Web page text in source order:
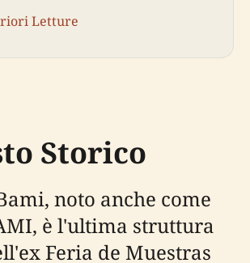
Letture
Storico
noto anche come
è l'ultima struttura
Feria de Muestras